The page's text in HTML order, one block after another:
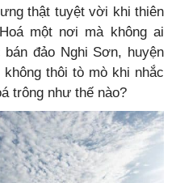
thật tuyệt vời khi thiên
một nơi mà không ai
đảo Nghi Sơn, huyện
thôi tò mò khi nhắc
trông như thế nào?